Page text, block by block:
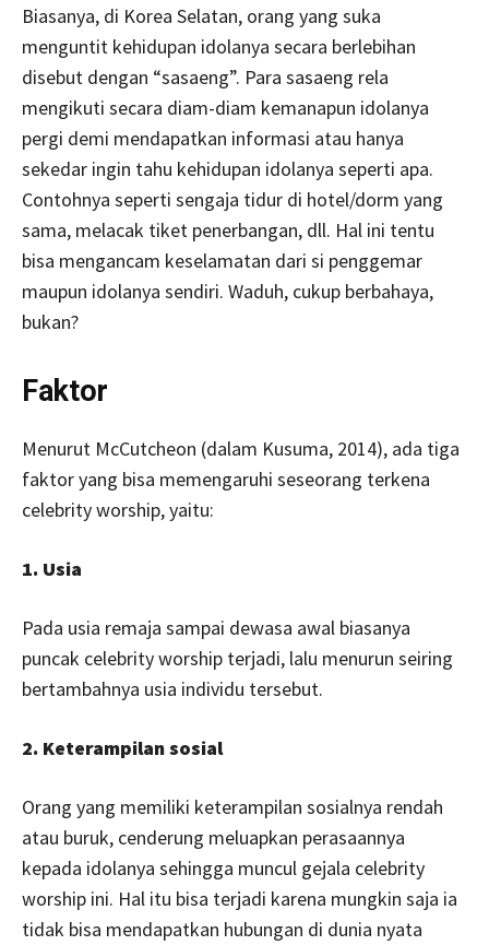
Biasanya, di Korea Selatan, orang yang suka
menguntit kehidupan idolanya secara berlebihan
disebut dengan “sasaeng”. Para sasaeng rela
mengikuti secara diam-diam kemanapun idolanya
pergi demi mendapatkan informasi atau hanya
sekedar ingin tahu kehidupan idolanya seperti apa.
Contohnya seperti sengaja tidur di hotel/dorm yang
sama, melacak tiket penerbangan, dll. Hal ini tentu
bisa mengancam keselamatan dari si penggemar
maupun idolanya sendiri. Waduh, cukup berbahaya,
bukan?
Faktor
Menurut McCutcheon (dalam Kusuma, 2014), ada tiga
faktor yang bisa memengaruhi seseorang terkena
celebrity worship, yaitu:
1. Usia
Pada usia remaja sampai dewasa awal biasanya
puncak celebrity worship terjadi, lalu menurun seiring
bertambahnya usia individu tersebut.
2. Keterampilan sosial
Orang yang memiliki keterampilan sosialnya rendah
atau buruk, cenderung meluapkan perasaannya
kepada idolanya sehingga muncul gejala celebrity
worship ini. Hal itu bisa terjadi karena mungkin saja ia
tidak bisa mendapatkan hubungan di dunia nyata